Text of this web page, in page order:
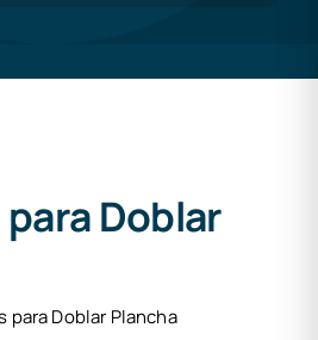
Doblar
para Doblar Plancha